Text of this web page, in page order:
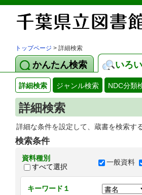
トップページ > 詳細検索
かんたん検索 いろ
詳細検索 ジャンル検索 NDC分類
詳細検索
詳細な条件を設定して、蔵書を検索す
検索条件
資料種別
すべて選択
一般資料
キーワード１